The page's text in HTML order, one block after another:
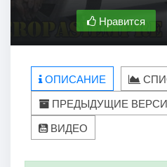
Нравится
ОПИСАНИЕ
ПРЕДЫДУЩИЕ
ВИДЕО